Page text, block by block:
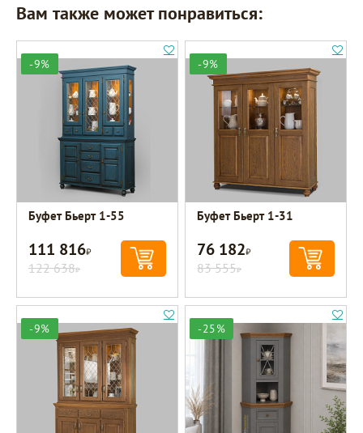
Вам также может понравиться:
-9%
Буфет Бьерт 1-55
111 816Р
122 638Р
-9%
Буфет Бьерт 1-31
76 182Р
83 555Р
-9% -25%